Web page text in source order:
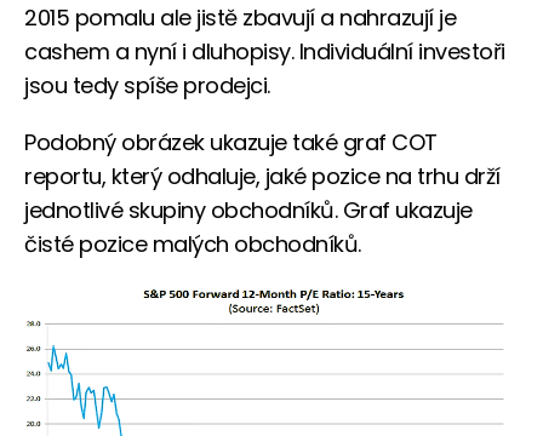
2015 pomalu ale jistě zbavují a nahrazují je
cashem a nyní i dluhopisy. Individuální investoři
jsou tedy spíše prodejci.
Podobný obrázek ukazuje také graf COT
reportu, který odhaluje, jaké pozice na trhu drží
jednotlivé skupiny obchodníků. Graf ukazuje
čisté pozice malých obchodníků.